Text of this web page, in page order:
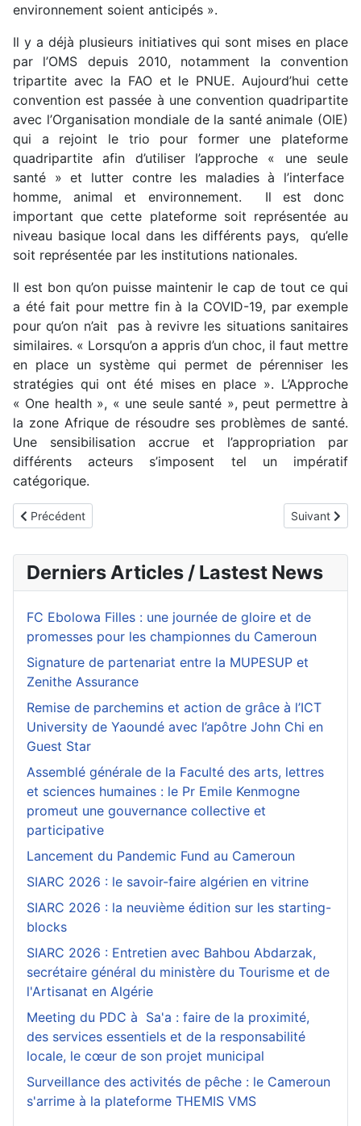
environnement soient anticipés ».
Il y a déjà plusieurs initiatives qui sont mises en place
par l’OMS depuis 2010, notamment la convention
tripartite avec la FAO et le PNUE. Aujourd’hui cette
convention est passée à une convention quadripartite
avec l’Organisation mondiale de la santé animale (OIE)
qui a rejoint le trio pour former une plateforme
quadripartite afin d’utiliser l’approche « une seule
santé » et lutter contre les maladies à l’interface
homme, animal et environnement. Il est donc
important que cette plateforme soit représentée au
niveau basique local dans les différents pays, qu’elle
soit représentée par les institutions nationales.
Il est bon qu’on puisse maintenir le cap de tout ce qui
a été fait pour mettre fin à la COVID-19, par exemple
pour qu’on n’ait pas à revivre les situations sanitaires
similaires. « Lorsqu’on a appris d’un choc, il faut mettre
en place un système qui permet de pérenniser les
stratégies qui ont été mises en place ». L’Approche
« One health », « une seule santé », peut permettre à
la zone Afrique de résoudre ses problèmes de santé.
Une sensibilisation accrue et l’appropriation par
différents acteurs s’imposent tel un impératif
catégorique.
Article précédent : Les étudiants de l’ESSTIC s’intéressent au
Précédent Article
Suivant
Derniers Articles / Lastest News
FC Ebolowa Filles : une journée de gloire et de
promesses pour les championnes du Cameroun
Signature de partenariat entre la MUPESUP et
Zenithe Assurance
Remise de parchemins et action de grâce à l’ICT
University de Yaoundé avec l’apôtre John Chi en
Guest Star
Assemblé générale de la Faculté des arts, lettres
et sciences humaines : le Pr Emile Kenmogne
promeut une gouvernance collective et
participative
Lancement du Pandemic Fund au Cameroun
SIARC 2026 : le savoir-faire algérien en vitrine
SIARC 2026 : la neuvième édition sur les starting-
blocks
SIARC 2026 : Entretien avec Bahbou Abdarzak,
secrétaire général du ministère du Tourisme et de
l'Artisanat en Algérie
Meeting du PDC à Sa'a : faire de la proximité,
des services essentiels et de la responsabilité
locale, le cœur de son projet municipal
Surveillance des activités de pêche : le Cameroun
s'arrime à la plateforme THEMIS VMS